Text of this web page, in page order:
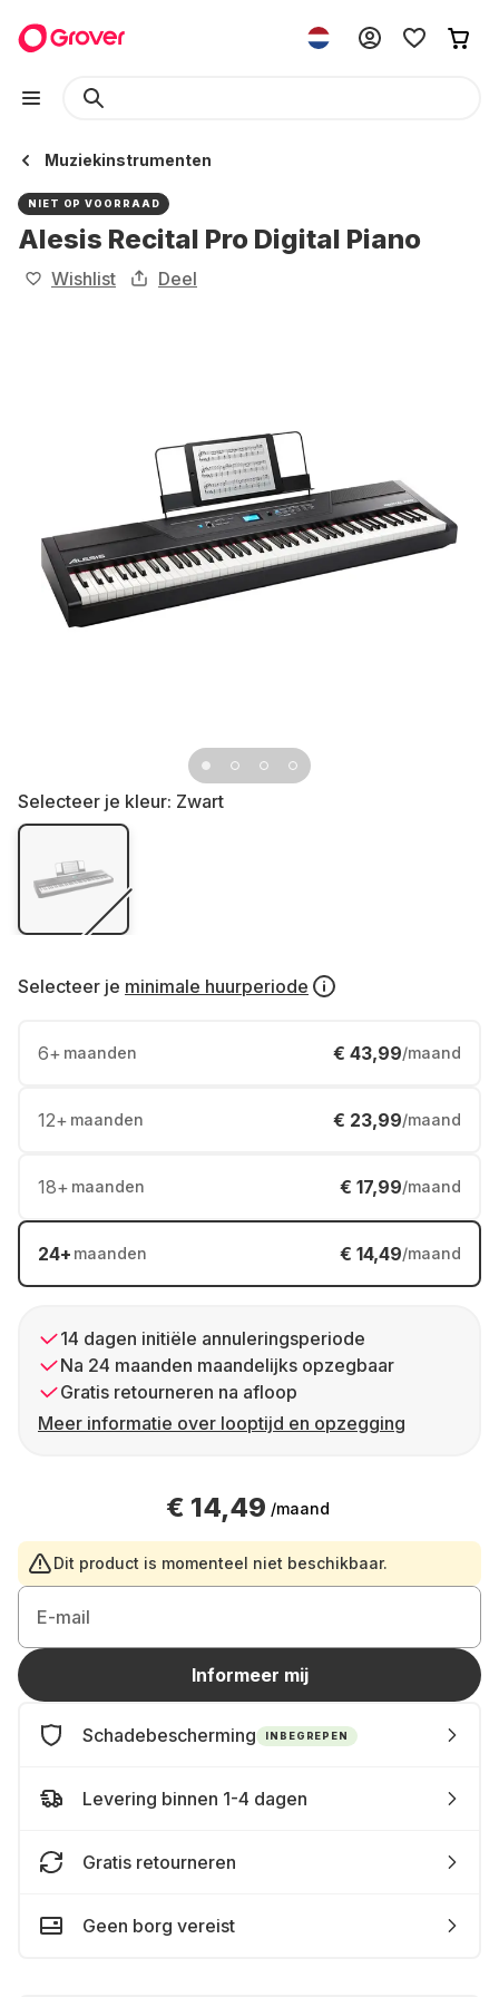
Muziekinstrumenten
NIET OP VOORRAAD
Alesis Recital Pro Digital Piano
Wishlist Deel
Selecteer je kleur: Zwart
Selecteer je minimale huurperiode
6+ maanden € 43,99/maand
12+ maanden € 23,99/maand
18+ maanden € 17,99/maand
24+ maanden € 14,49/maand
14 dagen initiële annuleringsperiode
Na 24 maanden maandelijks opzegbaar
Gratis retourneren na afloop
Meer informatie over looptijd en opzegging
€ 14,49 /maand
Dit product is momenteel niet beschikbaar.
E-mail
Informeer mij
Schadebescherming INBEGREPEN
Levering binnen 1-4 dagen
Gratis retourneren
Geen borg vereist